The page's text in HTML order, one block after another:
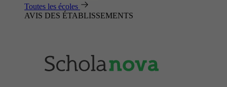
Toutes les écoles
AVIS DES ÉTABLISSEMENTS